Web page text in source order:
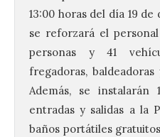
13:00 horas del día 19
se reforzará el
personas y 41
fregadoras,
Además, se instalarán
entradas y salidas a la
baños portátiles
Tendrá
agosto en los
monasterio
de Santa
imprescindible para
mejores dulces
cultura y un
Ayuntamiento de